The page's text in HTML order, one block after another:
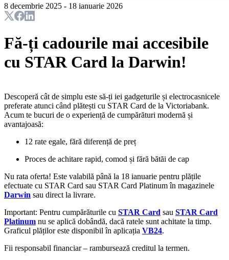
8 decembrie 2025 - 18 ianuarie 2026
Fă-ți cadourile mai accesibile
cu STAR Card la Darwin!
Descoperă cât de simplu este să-ți iei gadgeturile și electrocasnicele
preferate atunci când plătești cu STAR Card de la Victoriabank.
Acum te bucuri de o experiență de cumpărături modernă și
avantajoasă:
12 rate egale, fără diferență de preț
Proces de achitare rapid, comod și fără bătăi de cap
Nu rata oferta! Este valabilă până la 18 ianuarie pentru plățile
efectuate cu STAR Card sau STAR Card Platinum în magazinele
Darwin sau direct la livrare.
Important: Pentru cumpărăturile cu STAR Card sau STAR Card
Platinum nu se aplică dobândă, dacă ratele sunt achitate la timp.
Graficul plăților este disponibil în aplicația VB24.
Fii responsabil financiar – rambursează creditul la termen.